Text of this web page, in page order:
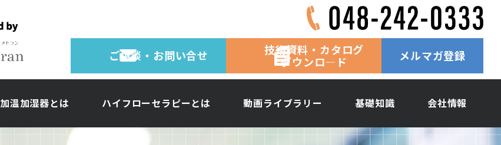
ご相談・お問い合せ
技術資料・カタログ
ダウンロ―ド
メルマガ登録
加温加湿器とは ハイフローセラピーとは 動画ライブラリー 基礎知識 会社情報